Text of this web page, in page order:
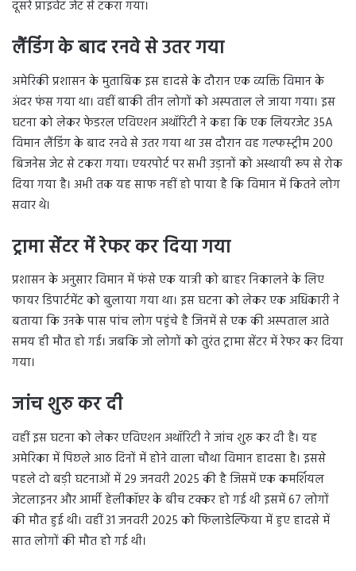
दूसरे प्राइवेट जेट से टकरा गया।
लैंडिंग के बाद रनवे से उतर गया
अमेरिकी प्रशासन के मुताबिक इस हादसे के दौरान एक व्यक्ति विमान के
अंदर फंस गया था। वहीं बाकी तीन लोगों को अस्पताल ले जाया गया। इस
घटना को लेकर फेडरल एविएशन अथॉरिटी ने कहा कि एक लियरजेट 35A
विमान लैंडिंग के बाद रनवे से उतर गया था उस दौरान वह गल्फस्ट्रीम 200
बिजनेस जेट से टकरा गया। एयरपोर्ट पर सभी उड़ानों को अस्थायी रूप से रोक
दिया गया है। अभी तक यह साफ नहीं हो पाया है कि विमान में कितने लोग
सवार थे।
ट्रामा सेंटर में रेफर कर दिया गया
प्रशासन के अनुसार विमान में फंसे एक यात्री को बाहर निकालने के लिए
फायर डिपार्टमेंट को बुलाया गया था। इस घटना को लेकर एक अधिकारी ने
बताया कि उनके पास पांच लोग पहुंचे है जिनमें से एक की अस्पताल आते
समय ही मौत हो गई। जबकि जो लोगों को तुरंत ट्रामा सेंटर में रेफर कर दिया
गया।
जांच शुरु कर दी
वहीं इस घटना को लेकर एविएशन अथॉरिटी ने जांच शुरु कर दी है। यह
अमेरिका में पिछले आठ दिनों में होने वाला चौथा विमान हादसा है। इससे
पहले दो बड़ी घटनाओं में 29 जनवरी 2025 की है जिसमें एक कमर्शियल
जेटलाइनर और आर्मी हेलीकॉप्टर के बीच टक्कर हो गई थी इसमें 67 लोगों
की मौत हुई थी। वहीं 31 जनवरी 2025 को फिलाडेल्फिया में हुए हादसे में
सात लोगों की मौत हो गई थी।